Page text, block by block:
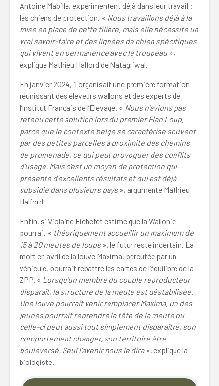
Antoine Mabille, expérimentent déjà dans leur travail :
les chiens de protection. « Nous travaillons déjà à la
mise en place de cette filière, mais elle nécessite un
vrai savoir-faire et des lignées de chien spécifiques
qui vivent en permanence avec le troupeau»,
explique Mathieu Halford de Natagriwal.
En janvier 2024, il organisait une première formation
réunissant des éleveurs wallons et des experts de
l’Institut Français de l’Élevage. « Nous n’avions pas
retenu cette solution lors du premier Plan Loup,
parce que le contexte belge se caractérise souvent
par des petites parcelles à proximité des chemins
de promenade, ce qui peut provoquer des conflits
d’usage. Mais c’est un moyen de protection qui
présente d’excellents résultats et qui est déjà
subsidié dans plusieurs pays», argumente Mathieu
Halford.
Enfin, si Violaine Fichefet estime que la Wallonie
pourrait « théoriquement accueillir un maximum de
15 à 20 meutes de loups», le futur reste incertain. La
mort en avril de la louve Maxima, percutée par un
véhicule, pourrait rebattre les cartes de l’équilibre de la
ZPP. « Lorsqu’un membre du couple reproducteur
disparaît, la structure de la meute est déstabilisée.
Une louve pourrait venir remplacer Maxima, un des
jeunes pourrait reprendre la tête de la meute ou
celle-ci peut aussi tout simplement disparaître, son
comportement changer, son territoire être
bouleversé. Seul l’avenir nous le dira», explique la
biologiste.